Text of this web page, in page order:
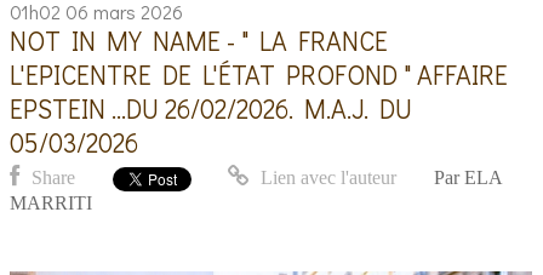
01h02 06 mars 2026
NOT IN MY NAME - " LA FRANCE
L'EPICENTRE DE L'ÉTAT PROFOND " AFFAIRE
EPSTEIN ...DU 26/02/2026. M.A.J. DU
05/03/2026
Share Lien avec l'auteur Par ELA
MARRITI